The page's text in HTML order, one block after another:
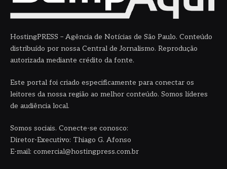
HostingPRESS – Agência de Notícias de São Paulo. Conteúdo
distribuído por nossa Central de Jornalismo. Reprodução
autorizada mediante crédito da fonte.
Este portal foi criado especificamente para conectar os
leitores da nossa região ao melhor conteúdo. Somos líderes
de audiência local.
Somos sociais. Conecte-se conosco:
Diretor-Executivo: Thiago G. Afonso
E-mail: comercial@hostingpress.com.br